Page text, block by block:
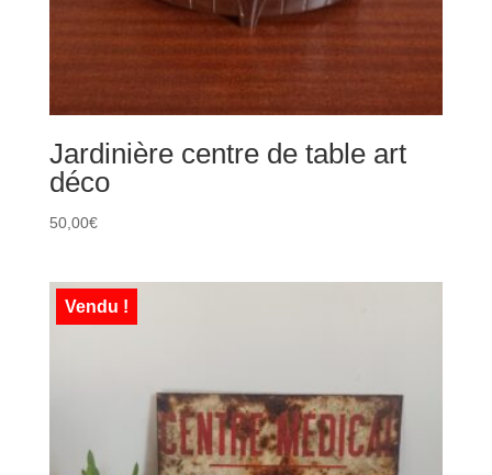
Jardinière centre de table art
déco
50,00€
Vendu !